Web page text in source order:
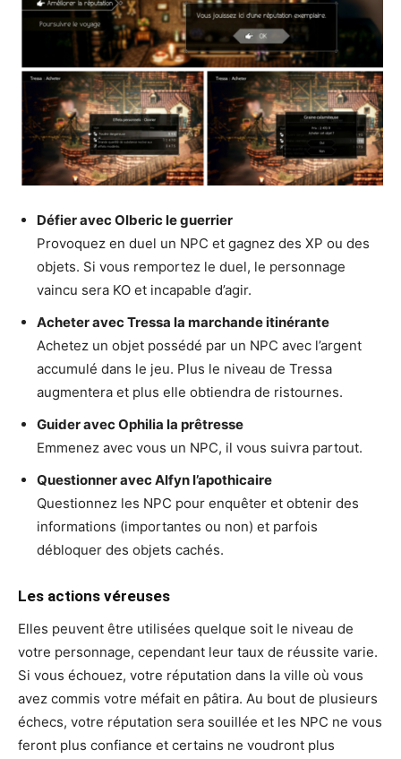
Défier avec Olberic le guerrier
Provoquez en duel un NPC et gagnez des XP ou des
objets. Si vous remportez le duel, le personnage
vaincu sera KO et incapable d’agir.
Acheter avec Tressa la marchande itinérante
Achetez un objet possédé par un NPC avec l’argent
accumulé dans le jeu. Plus le niveau de Tressa
augmentera et plus elle obtiendra de ristournes.
Guider avec Ophilia la prêtresse
Emmenez avec vous un NPC, il vous suivra partout.
Questionner avec Alfyn l’apothicaire
Questionnez les NPC pour enquêter et obtenir des
informations (importantes ou non) et parfois
débloquer des objets cachés.
Les actions véreuses
Elles peuvent être utilisées quelque soit le niveau de
votre personnage, cependant leur taux de réussite varie.
Si vous échouez, votre réputation dans la ville où vous
avez commis votre méfait en pâtira. Au bout de plusieurs
échecs, votre réputation sera souillée et les NPC ne vous
feront plus confiance et certains ne voudront plus